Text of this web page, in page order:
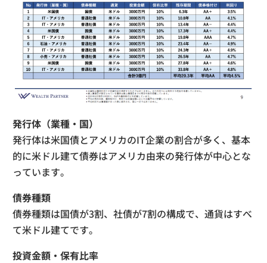
発行体（業種・国）
発行体は米国債とアメリカのIT企業の割合が多く、基本
的に米ドル建て債券はアメリカ由来の発行体が中心とな
っています。
債券種類
債券種類は国債が3割、社債が7割の構成で、通貨はすべ
て米ドル建てです。
投資金額・保有比率